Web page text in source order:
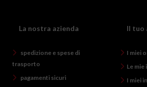
La nostra azienda
spedizione e spese di
trasporto
pagamenti sicuri
Il tuo
I miei
Le
I miei